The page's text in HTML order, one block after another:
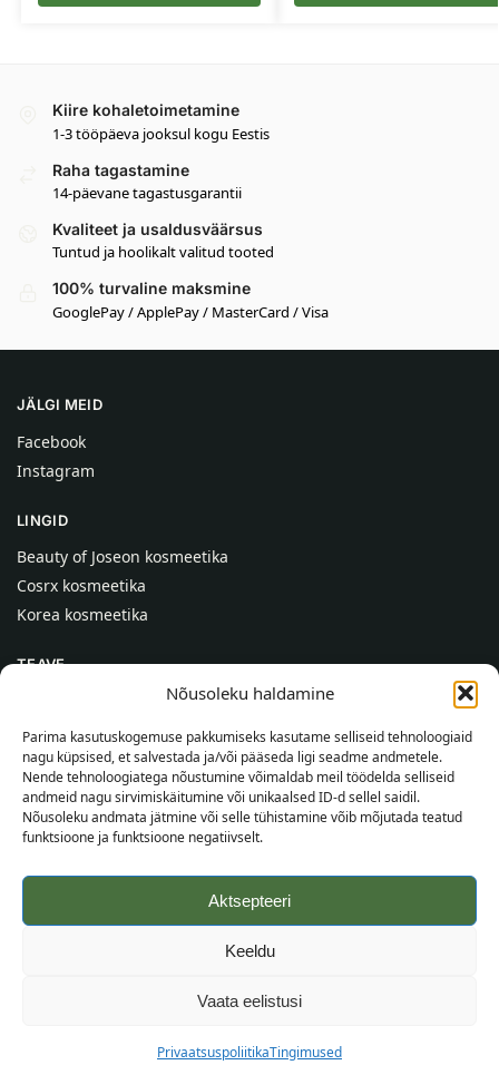
Nõusoleku haldamine
Parima kasutuskogemuse pakkumiseks kasutame selliseid tehnoloogiaid
nagu küpsised, et salvestada ja/või pääseda ligi seadme andmetele.
Nende tehnoloogiatega nõustumine võimaldab meil töödelda selliseid
andmeid nagu sirvimiskäitumine või unikaalsed ID-d sellel saidil.
Nõusoleku andmata jätmine või selle tühistamine võib mõjutada teatud
funktsioone ja funktsioone negatiivselt.
Aktsepteeri
Keeldu
Vaata eelistusi
PrivaatsuspoliitikaTingimused
Kiire kohaletoimetamine
1-3 tööpäeva jooksul kogu Eestis
Raha tagastamine
14-päevane tagastusgarantii
Kvaliteet ja usaldusväärsus
Tuntud ja hoolikalt valitud tooted
100% turvaline maksmine
GooglePay / ApplePay / MasterCard / Visa
JÄLGI MEID
Facebook
Instagram
LINGID
Beauty of Joseon kosmeetika
Cosrx kosmeetika
Korea kosmeetika
TEAVE
Kontaktid
Abi
TEAVE OSTJALE
Tarnetingimused
Tingimused
Veebikaart